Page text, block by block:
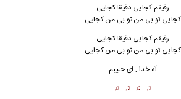
رفیقم کجایی دقیقا کجایی
کجایی تو بی من تو بی من کجایی
رفیقم کجایی دقیقا کجایی
کجایی تو بی من تو بی من کجایی
آه خدا , ای حبیبم
♫ ♫ ♫ ♫